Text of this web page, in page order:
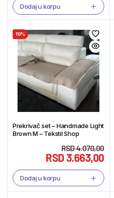
Dodaj u korpu
10%
Prekrivač set – Handmade Light
Brown M – Tekstil Shop
RSD4.070,00
RSD3.663,00
Dodaj u korpu